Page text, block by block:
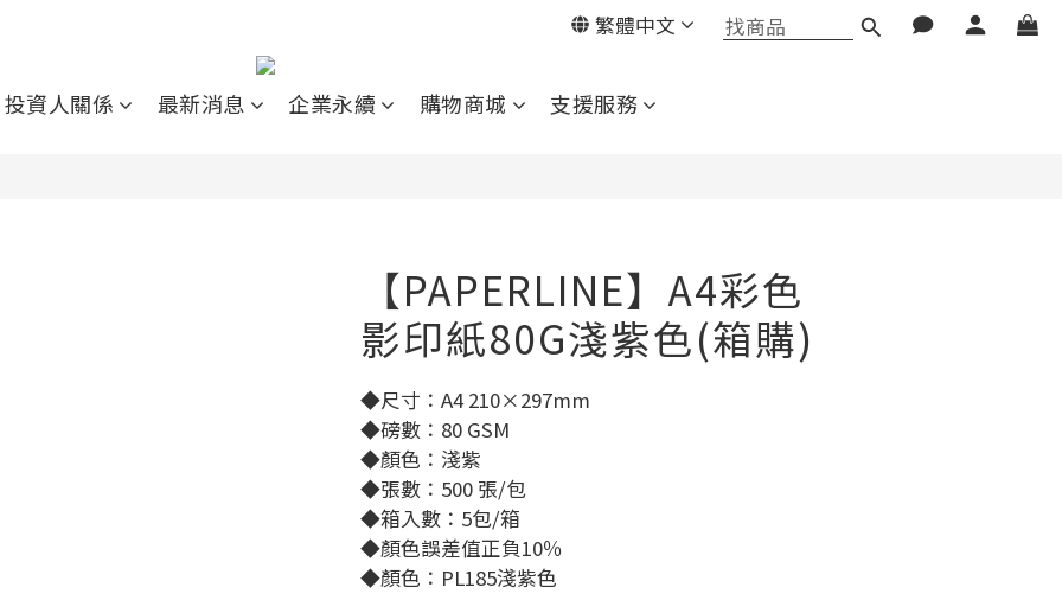
繁體中文
投資人關係 最新消息 企業永續 購物商城 支援服務
【PAPERLINE】A4彩色
影印紙80G淺紫色(箱購)
◆尺寸：A4 210×297mm
◆磅數：80 GSM
◆顏色：淺紫
◆張數：500 張/包
◆箱入數：5包/箱
◆顏色誤差值正負10％
◆顏色：PL185淺紫色
立即購買